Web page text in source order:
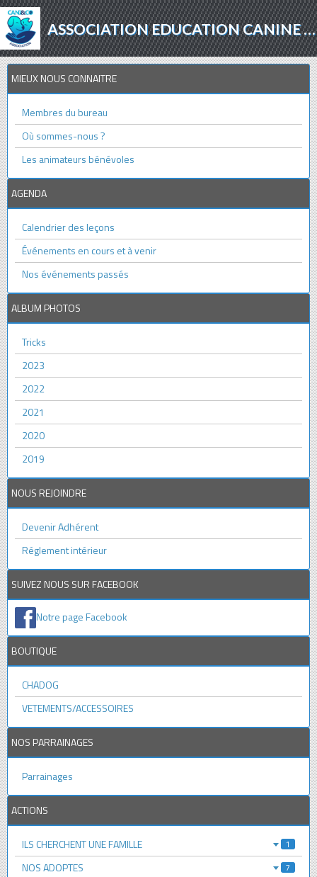
ASSOCIATION EDUCATION CANINE - AGILITY - PROTECTION ANIMALE
MIEUX NOUS CONNAITRE
Membres du bureau
Où sommes-nous ?
Les animateurs bénévoles
AGENDA
Calendrier des leçons
Événements en cours et à venir
Nos événements passés
ALBUM PHOTOS
Tricks
2023
2022
2021
2020
2019
NOUS REJOINDRE
Devenir Adhérent
Réglement intérieur
SUIVEZ NOUS SUR FACEBOOK
Notre page Facebook
BOUTIQUE
CHADOG
VETEMENTS/ACCESSOIRES
NOS PARRAINAGES
Parrainages
ACTIONS
ILS CHERCHENT UNE FAMILLE 1
NOS ADOPTES 7